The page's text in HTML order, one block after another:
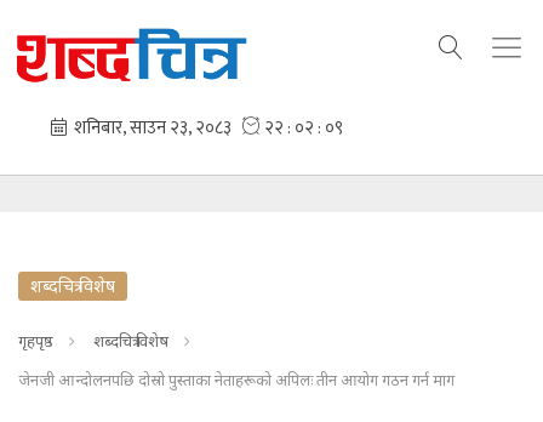
शब्दचित्र विशेष
गृहपृष्ठ
शब्दचित्र विशेष
जेनजी आन्दोलनपछि दोस्रो पुस्ताका नेताहरूको अपिलः तीन आयोग गठन गर्न माग